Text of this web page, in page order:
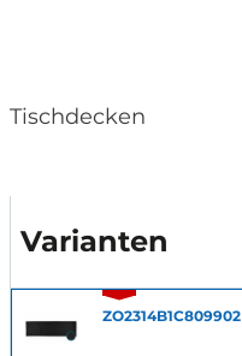
Tischdecken
Varianten
ZO2314B1C809902